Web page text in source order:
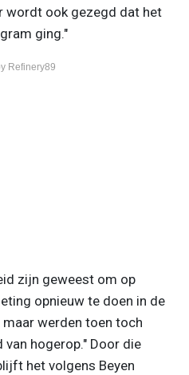
wordt ook gezegd dat het
ging."
Refinery89
zijn geweest om op
opnieuw te doen in de
werden toen toch
hogerop." Door die
het volgens Beyen